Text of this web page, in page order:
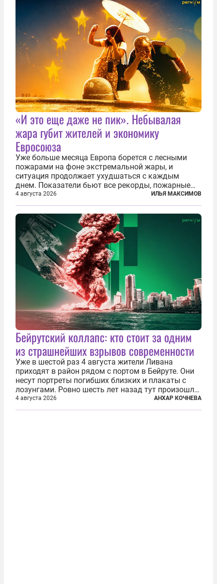
«И это еще даже не пик». Небывалая
жара губит жителей и экономику
Евросоюза
Уже больше месяца Европа борется с лесными
пожарами на фоне экстремальной жары, и
ситуация продолжает ухудшаться с каждым
днем. Показатели бьют все рекорды, пожарные
гибнут, масштабы эвакуации растут, а засуха тем
временем добивает реки, энергетику и сельское
хозяйство. По данным Европейской...
4 августа 2026 ИЛЬЯ МАКСИМОВ
Бейрутский коллапс: кто стоит за одним
из страшнейших взрывов современности
Уже в шестой раз 4 августа жители Ливана
приходят в район рядом с портом в Бейруте. Они
несут портреты погибших близких и плакаты с
лозунгами. Ровно шесть лет назад тут произошла
одна из самых страшных техногенных катастроф
нашего времени — взрыв гигантского количества
4 августа 2026 АНХАР КОЧНЕВА